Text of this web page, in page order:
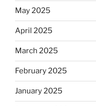
May 2025
April 2025
March 2025
February 2025
January 2025